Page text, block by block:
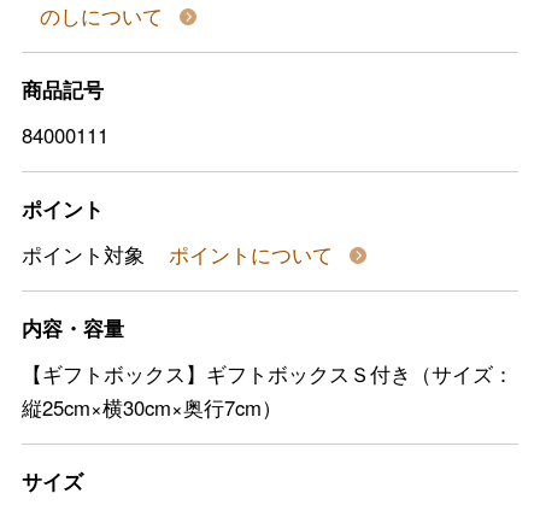
のしについて
商品記号
84000111
ポイント
ポイント対象
ポイントについて
内容・容量
【ギフトボックス】ギフトボックスＳ付き（サイズ：
縦25cm×横30cm×奥行7cm）
サイズ